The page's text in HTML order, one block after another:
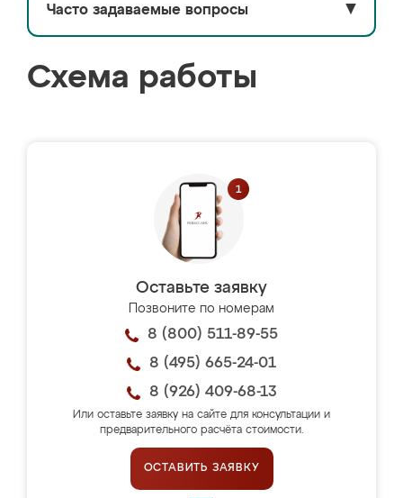
Часто задаваемые вопросы ▼
Схема работы
Оставьте заявку
Позвоните по номерам
8 (800) 511-89-55
8 (495) 665-24-01
8 (926) 409-68-13
Или оставьте заявку на сайте для консультации и
предварительного расчёта стоимости.
ОСТАВИТЬ ЗАЯВКУ